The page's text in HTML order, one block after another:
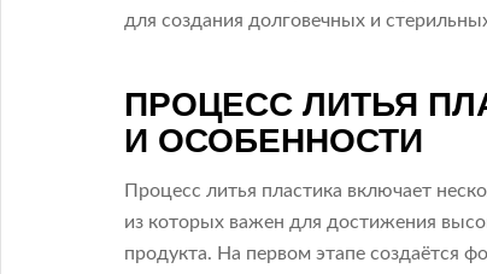
для создания долговечных и
ПРОЦЕСС ЛИТЬЯ
И ОСОБЕННОСТИ
Процесс литья пластика включает
из которых важен для достижения
продукта. На первом этапе создаётся